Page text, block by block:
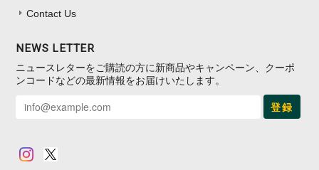
Contact Us
NEWS LETTER
ニュースレターをご購読の方に新商品やキャンペーン、クーポ
ンコードなどの最新情報をお届けいたします。
登録